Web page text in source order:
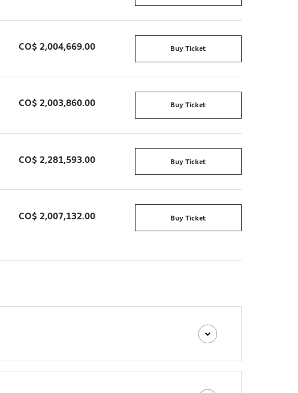
CO$ 2,004,669.00 Buy Ticket
CO$ 2,003,860.00 Buy Ticket
CO$ 2,281,593.00 Buy Ticket
CO$ 2,007,132.00 Buy Ticket